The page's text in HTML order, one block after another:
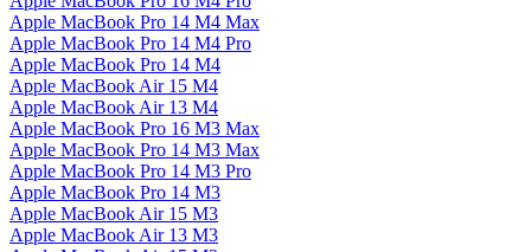
Apple MacBook Pro 14 M4 Max
Apple MacBook Pro 14 M4 Pro
Apple MacBook Pro 14 M4
Apple MacBook Air 15 M4
Apple MacBook Air 13 M4
Apple MacBook Pro 16 M3 Max
Apple MacBook Pro 14 M3 Max
Apple MacBook Pro 14 M3 Pro
Apple MacBook Pro 14 M3
Apple MacBook Air 15 M3
Apple MacBook Air 13 M3